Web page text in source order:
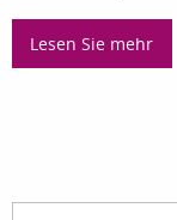
Lesen Sie mehr